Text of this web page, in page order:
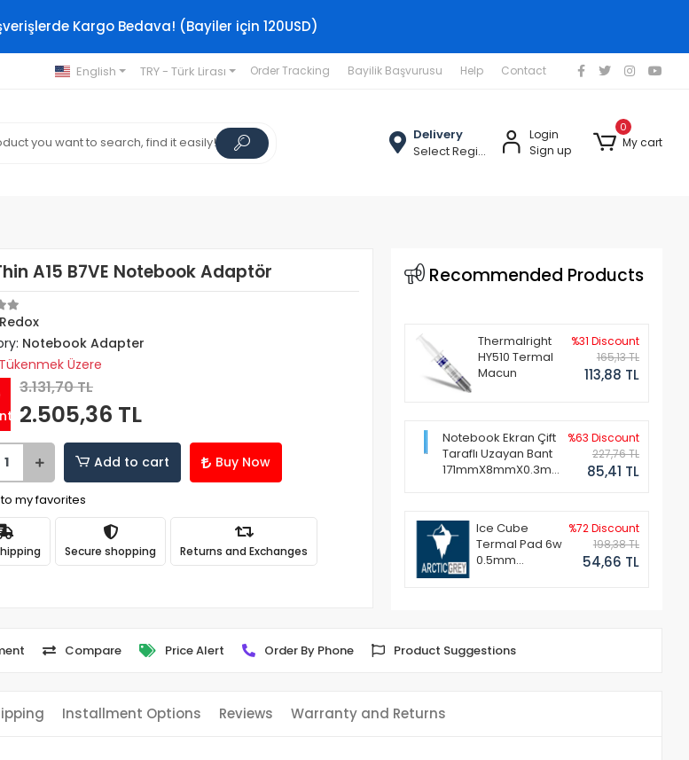
Kargo Bedava! (Bayiler için 120USD)
English TRY - Türk Lirası Order Tracking Bayilik Başvurusu Help Contact
Delivery
Select Region
Login
Sign up
0
My cart
A15 B7VE Notebook Adaptör
Redox
Notebook Adapter
Üzere
3.131,70 TL
2.505,36 TL
Add to cart Buy Now
my favorites
Secure shopping Returns and Exchanges
Recommended Products
Thermalright
HY510 Termal
Macun
%31 Discount
165,13 TL
113,88 TL
Notebook Ekran Çift
Taraflı Uzayan Bant
171mmX8mmX0.3mm
%63 Discount
227,76 TL
85,41 TL
Ice Cube
Termal Pad 6w
0.5mm
%72 Discount
198,38 TL
54,66 TL
Compare Price Alert Order By Phone Product Suggestions
Installment Options Reviews Warranty and Returns